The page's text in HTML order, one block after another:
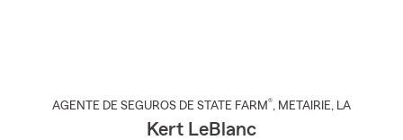
AGENTE DE SEGUROS DE STATE FARM®, METAIRIE, LA
Kert LeBlanc